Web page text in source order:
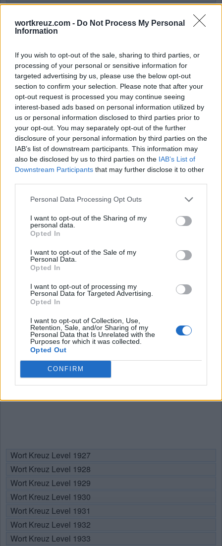
wortkreuz.com - Do Not Process My Personal
Information
If you wish to opt-out of the sale, sharing to third parties, or
processing of your personal or sensitive information for
targeted advertising by us, please use the below opt-out
section to confirm your selection. Please note that after your
opt-out request is processed you may continue seeing
interest-based ads based on personal information utilized by
us or personal information disclosed to third parties prior to
your opt-out. You may separately opt-out of the further
disclosure of your personal information by third parties on the
IAB’s list of downstream participants. This information may
also be disclosed by us to third parties on the IAB’s List of
Downstream Participants that may further disclose it to other
Personal Data Processing Opt Outs
I want to opt-out of the Sharing of my
personal data.
Opted In
I want to opt-out of the Sale of my
Personal Data.
Opted In
I want to opt-out of processing my
Personal Data for Targeted Advertising.
Opted In
I want to opt-out of Collection, Use,
Retention, Sale, and/or Sharing of my
Personal Data that Is Unrelated with the
Purposes for which it was collected.
Opted Out
CONFIRM
Wort Kreuz Level 1906
Wort Kreuz Level 1907
Wort Kreuz Level 1908
Wort Kreuz Level 1909
Wort Kreuz Level 1910
Wort Kreuz Level 1911
Wort Kreuz Level 1912
Wort Kreuz Level 1913
Wort Kreuz Level 1914
Wort Kreuz Level 1915
Wort Kreuz Level 1916
Wort Kreuz Level 1917
Wort Kreuz Level 1919
Wort Kreuz Level 1920
Wort Kreuz Level 1921
Wort Kreuz Level 1923
Wort Kreuz Level 1924
Wort Kreuz Level 1925
Wort Kreuz Level 1926
Wort Kreuz Level 1927
Wort Kreuz Level 1928
Wort Kreuz Level 1929
Wort Kreuz Level 1930
Wort Kreuz Level 1931
Wort Kreuz Level 1932
Wort Kreuz Level 1933